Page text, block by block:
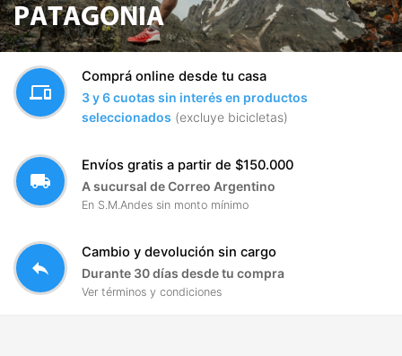
PATAGONIA
devices
Comprá online desde tu casa
3 y 6 cuotas sin interés en productos
seleccionados (excluye bicicletas)
local_shipping
Envíos gratis a partir de $150.000
A sucursal de Correo Argentino
En S.M.Andes sin monto mínimo
reply
Cambio y devolución sin cargo
Durante 30 días desde tu compra
Ver términos y condiciones